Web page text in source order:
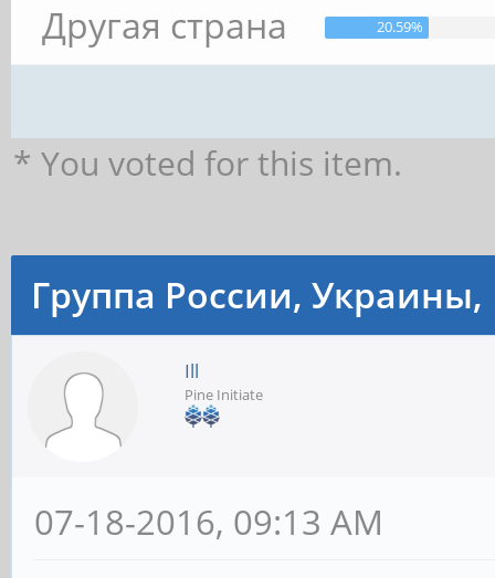
Другая страна 20.59%
* You voted for this item.
Группа России, Украины,
Ill
Pine Initiate
07-18-2016, 09:13 AM